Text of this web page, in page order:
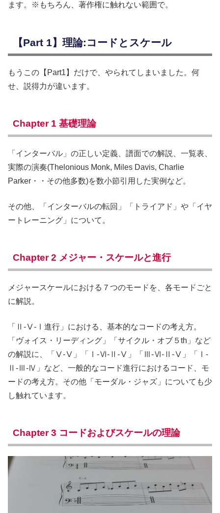
ます。※もちろん、著作権に触れない範囲で。
【Part 1】理論:コードとスケール
もうこの【Part1】だけで、やられてしまいました。何
せ、説得力が違います。
Chapter 1 基礎理論
「インターバル」の正しい定義、譜面での解説、一覧表、
実際の演奏(Thelonious Monk, Miles Davis, Charlie
Parker・・その他多数)を数小節引用した実例など。
その他、「インターバルの転回」「トライアド」や「イヤ
ートレーニング」について。
Chapter 2 メジャー・スケールと進行
メジャースケールにおける７つのモードを、各モードごと
に解説。
「Ⅱ-Ⅴ-Ⅰ進行」における、基本的なコードの考え方。
「ヴォイス・リーディング」「サイクル・オブ５th」など
の解説に、「Ⅴ-Ⅴ」「Ⅰ-Ⅵ-Ⅱ-Ⅴ」「Ⅲ-Ⅵ-Ⅱ-Ⅴ」「Ⅰ-
Ⅱ-Ⅲ-Ⅳ」など、一般的なコード進行におけるコード、モ
ードの考え方。その他「モーダル・ジャズ」についても少
し触れています。
Chapter 3 コードおよびスケールの理論